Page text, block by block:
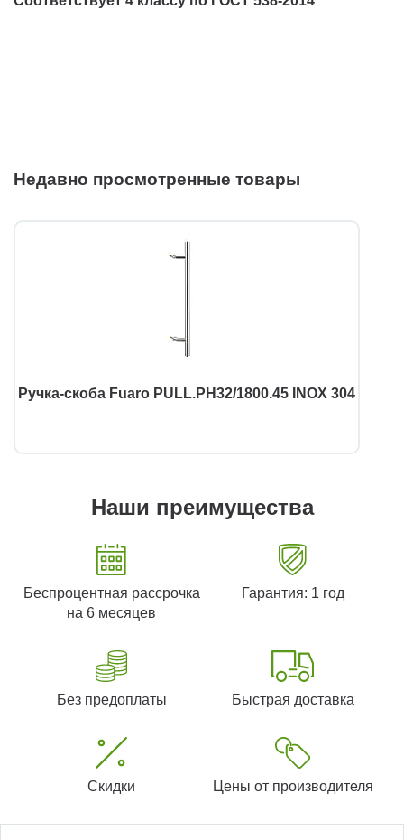
Недавно просмотренные товары
Ручка-скоба Fuaro PULL.PH32/1800.45 INOX 304
Наши преимущества
Беспроцентная рассрочка
на 6 месяцев
Гарантия: 1 год
Без предоплаты Быстрая доставка
Скидки Цены от производителя